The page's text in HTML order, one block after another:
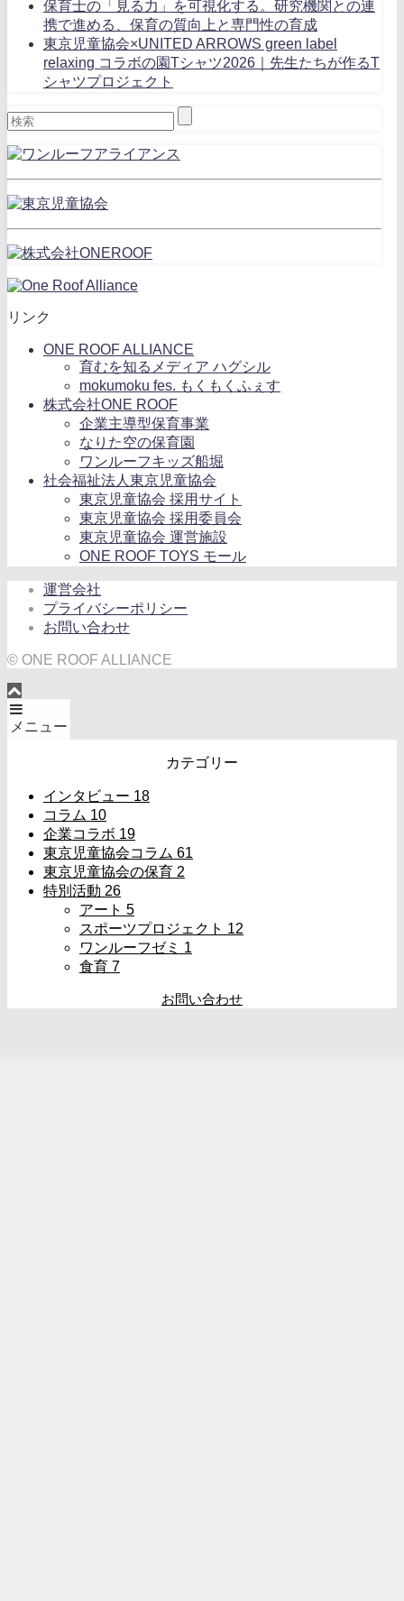
保育士の「見る力」を可視化する。研究機関との連
携で進める、保育の質向上と専門性の育成
東京児童協会×UNITED ARROWS green label
relaxing コラボの園Tシャツ2026｜先生たちが作るT
シャツプロジェクト
リンク
ONE ROOF ALLIANCE
育むを知るメディア ハグシル
mokumoku fes. もくもくふぇす
株式会社ONE ROOF
企業主導型保育事業
なりた空の保育園
ワンルーフキッズ船堀
社会福祉法人東京児童協会
東京児童協会 採用サイト
東京児童協会 採用委員会
東京児童協会 運営施設
ONE ROOF TOYS モール
運営会社
プライバシーポリシー
お問い合わせ
© ONE ROOF ALLIANCE
メニュー
カテゴリー
インタビュー 18
コラム 10
企業コラボ 19
東京児童協会コラム 61
東京児童協会の保育 2
特別活動 26
アート 5
スポーツプロジェクト 12
ワンルーフゼミ 1
食育 7
お問い合わせ